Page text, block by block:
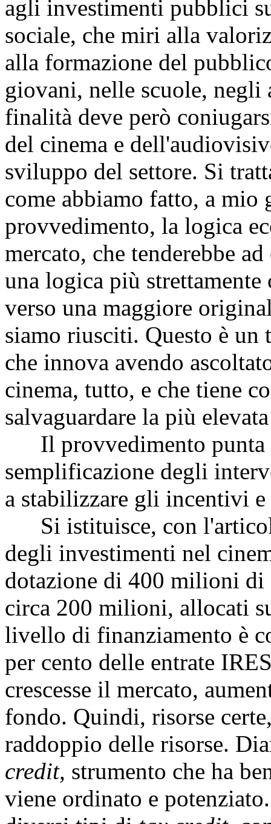
agli investimenti pubblici
sociale, che miri alla
alla formazione del
giovani, nelle scuole, negli
finalità deve però
del cinema e
sviluppo del settore. Si
come abbiamo fatto, a
provvedimento, la logica
mercato, che tenderebbe
una logica più strettamente
verso una maggiore
siamo riusciti. Questo è un
che innova avendo
cinema, tutto, e che tiene
salvaguardare la più
Il provvedimento punta
semplificazione degli
a stabilizzare gli incentivi
Si istituisce, con
degli investimenti nel
dotazione di 400 milioni
circa 200 milioni, allocati
livello di finanziamento è
per cento delle entrate
crescesse il mercato,
fondo. Quindi, risorse
raddoppio delle risorse.
credit, strumento che ha
viene ordinato e